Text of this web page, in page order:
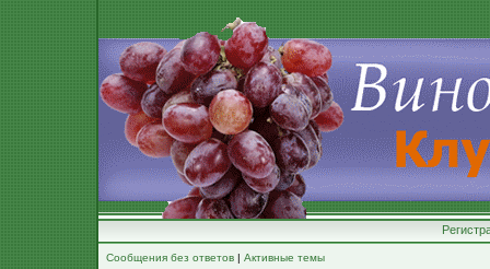
Сообщения без ответов | Активные темы